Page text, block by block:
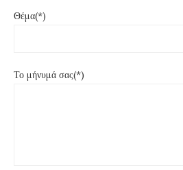
Θέμα(*)
Το μήνυμά σας(*)